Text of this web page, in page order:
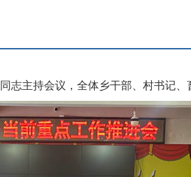
主持会议，全体乡干部、村书记、